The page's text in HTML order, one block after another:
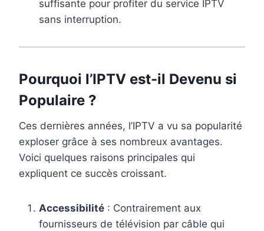
suffisante pour profiter du service IPTV
sans interruption.
Pourquoi l’IPTV est-il Devenu si
Populaire ?
Ces dernières années, l’IPTV a vu sa popularité
exploser grâce à ses nombreux avantages.
Voici quelques raisons principales qui
expliquent ce succès croissant.
Accessibilité : Contrairement aux
fournisseurs de télévision par câble qui